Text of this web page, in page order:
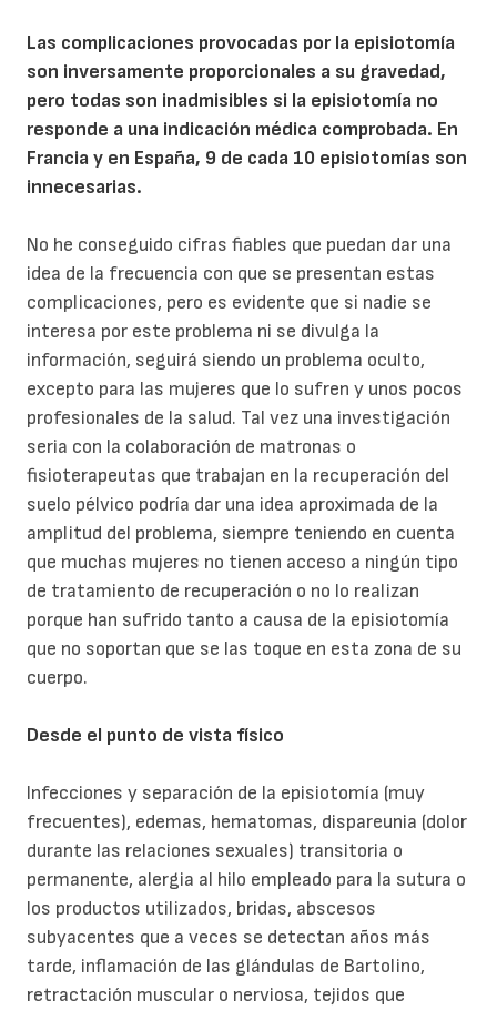
Las complicaciones provocadas por la episiotomía
son inversamente proporcionales a su gravedad,
pero todas son inadmisibles si la episiotomía no
responde a una indicación médica comprobada. En
Francia y en España, 9 de cada 10 episiotomías son
innecesarias.
No he conseguido cifras fiables que puedan dar una
idea de la frecuencia con que se presentan estas
complicaciones, pero es evidente que si nadie se
interesa por este problema ni se divulga la
información, seguirá siendo un problema oculto,
excepto para las mujeres que lo sufren y unos pocos
profesionales de la salud. Tal vez una investigación
seria con la colaboración de matronas o
fisioterapeutas que trabajan en la recuperación del
suelo pélvico podría dar una idea aproximada de la
amplitud del problema, siempre teniendo en cuenta
que muchas mujeres no tienen acceso a ningún tipo
de tratamiento de recuperación o no lo realizan
porque han sufrido tanto a causa de la episiotomía
que no soportan que se las toque en esta zona de su
cuerpo.
Desde el punto de vista físico
Infecciones y separación de la episiotomía (muy
frecuentes), edemas, hematomas, dispareunia (dolor
durante las relaciones sexuales) transitoria o
permanente, alergia al hilo empleado para la sutura o
los productos utilizados, bridas, abscesos
subyacentes que a veces se detectan años más
tarde, inflamación de las glándulas de Bartolino,
retractación muscular o nerviosa, tejidos que